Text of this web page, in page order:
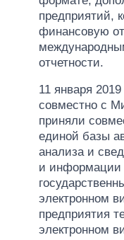
предприятий,
финансовую
отчетности.
11 января
совместно с
приняли
единой базы
анализа и
и информации
электронном
предприятия
электронном